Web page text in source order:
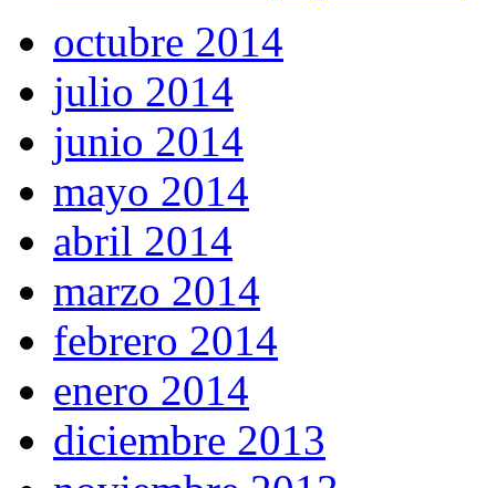
octubre 2014
julio 2014
junio 2014
mayo 2014
abril 2014
marzo 2014
febrero 2014
enero 2014
diciembre 2013